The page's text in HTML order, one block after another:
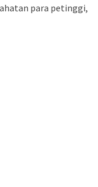
para petinggi,